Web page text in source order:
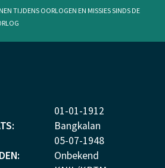
tijdens oorlogen en missies sinds de
01-01-1912
Bangkalan
05-07-1948
Onbekend